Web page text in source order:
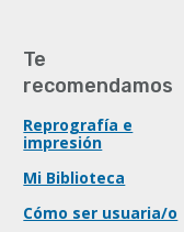
Te
recomendamos
Reprografía e
impresión
Mi Biblioteca
Cómo ser usuaria/o